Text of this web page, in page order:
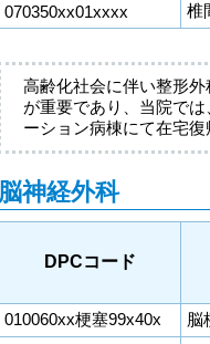
070350xx01xxxx 椎
高齢化社会に伴い整形
が重要であり、当院で
ーション病棟にて在宅
脳神経外科
DPCコード
010060xx梗塞99x40x 脳